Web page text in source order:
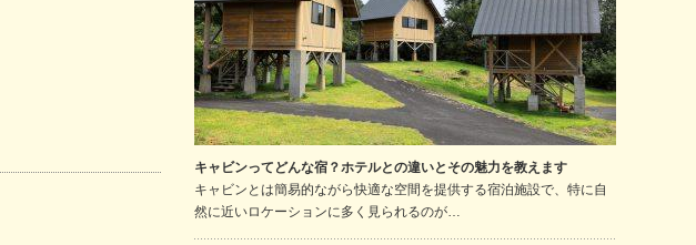
キャビンってどんな宿？ホテルとの違いとその魅力を教えます
キャビンとは簡易的ながら快適な空間を提供する宿泊施設で、特に自
然に近いロケーションに多く見られるのが…